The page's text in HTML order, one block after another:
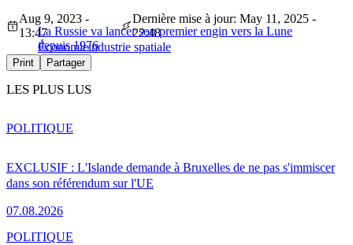
La Russie va lancer son premier engin vers la Lune
depuis 1976
Aug 9, 2023 -
13:47
Dernière mise à jour: May 11, 2025 -
22:48
Économieindustrie spatiale
Print Partager
LES PLUS LUS
EXCLUSIF : L'Islande demande à Bruxelles de ne pas s'immiscer
dans son référendum sur l'UE
07.08.2026
POLITIQUE
POLITIQUE